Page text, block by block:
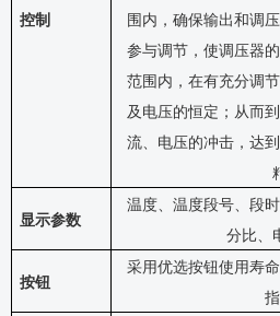
控制
围内，确保输出和调
参与调节，使调压器
范围内，在有充分调
及电压的恒定 ；从而
流、电压的冲击，达
显示参数
温度、温度段号、段
分比、
按钮
采用优选按钮使用寿